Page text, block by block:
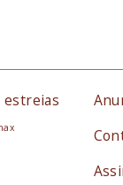
estreias